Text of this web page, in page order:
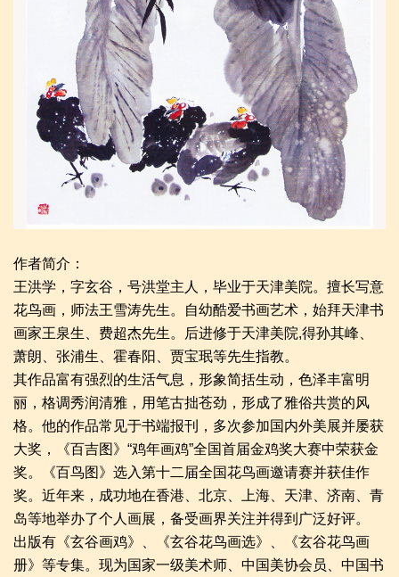
作者简介：
王洪学，字玄谷，号洪堂主人，毕业于天津美院。擅长写意
花鸟画，师法王雪涛先生。自幼酷爱书画艺术，始拜天津书
画家王泉生、费超杰先生。后进修于天津美院,得孙其峰、
萧朗、张浦生、霍春阳、贾宝珉等先生指教。
其作品富有强烈的生活气息，形象简括生动，色泽丰富明
丽，格调秀润清雅，用笔古拙苍劲，形成了雅俗共赏的风
格。他的作品常见于书端报刊，多次参加国内外美展并屡获
大奖，《百吉图》“鸡年画鸡”全国首届金鸡奖大赛中荣获金
奖。《百鸟图》选入第十二届全国花鸟画邀请赛并获佳作
奖。近年来，成功地在香港、北京、上海、天津、济南、青
岛等地举办了个人画展，备受画界关注并得到广泛好评。
出版有《玄谷画鸡》、《玄谷花鸟画选》、《玄谷花鸟画
册》等专集。现为国家一级美术师、中国美协会员、中国书